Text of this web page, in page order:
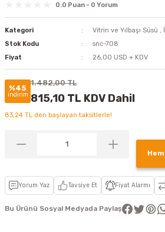
0.0 Puan - 0 Yorum
Kategori Vitrin ve Yılbaşı Süsü ,
Stok Kodu
snc-708
Fiyat
26,00 USD + KDV
%45
indirim
1.482,00 TL
815,10 TL KDV Dahil
83,24 TL den başlayan taksitlerle!
Yorum Yaz Tavsiye Et Fiyat Alarmı
Bu Ürünü Sosyal Medyada Paylaş